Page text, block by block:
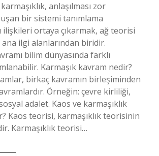
anlaşılması zor
bir sistemi tanımlama
ortaya çıkarmak, ağ teorisi
ilgi alanlarından biridir.
bilim dünyasında farklı
Karmaşık kavram nedir?
birkaç kavramın birleşiminden
Örneğin: çevre kirliliği,
adalet. Kaos ve karmaşıklık
Kaos teorisi, karmaşıklık teorisinin
Karmaşıklık teorisi…